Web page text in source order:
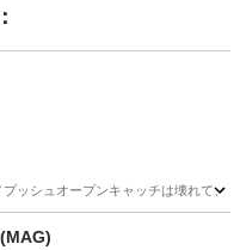
ッシュオープンキャッチは壊れて
(MAG)